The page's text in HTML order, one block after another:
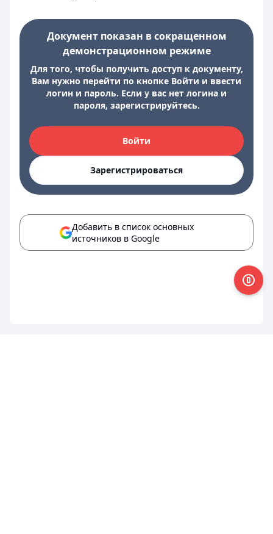
Документ показан в сокращенном
демонстрационном режиме
Для того, чтобы получить доступ к документу,
Вам нужно перейти по кнопке Войти и ввести
логин и пароль. Если у вас нет логина и
пароля, зарегистрируйтесь.
Войти
Зарегистрироваться
Добавить в список основных
источников в Google